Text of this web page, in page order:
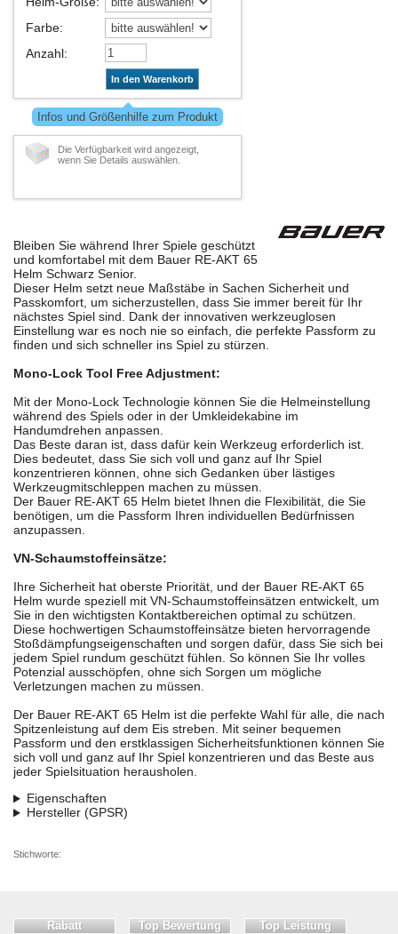
Farbe:
Anzahl:
In den Warenkorb
Infos und Größenhilfe zum Produkt
Die Verfügbarkeit wird angezeigt,
wenn Sie Details auswählen.
Bleiben Sie während Ihrer Spiele geschützt
und komfortabel mit dem Bauer RE-AKT 65
Helm Schwarz Senior.
Dieser Helm setzt neue Maßstäbe in Sachen Sicherheit und
Passkomfort, um sicherzustellen, dass Sie immer bereit für Ihr
nächstes Spiel sind. Dank der innovativen werkzeuglosen
Einstellung war es noch nie so einfach, die perfekte Passform zu
finden und sich schneller ins Spiel zu stürzen.
Mono-Lock Tool Free Adjustment:
Mit der Mono-Lock Technologie können Sie die Helmeinstellung
während des Spiels oder in der Umkleidekabine im
Handumdrehen anpassen.
Das Beste daran ist, dass dafür kein Werkzeug erforderlich ist.
Dies bedeutet, dass Sie sich voll und ganz auf Ihr Spiel
konzentrieren können, ohne sich Gedanken über lästiges
Werkzeugmitschleppen machen zu müssen.
Der Bauer RE-AKT 65 Helm bietet Ihnen die Flexibilität, die Sie
benötigen, um die Passform Ihren individuellen Bedürfnissen
anzupassen.
VN-Schaumstoffeinsätze:
Ihre Sicherheit hat oberste Priorität, und der Bauer RE-AKT 65
Helm wurde speziell mit VN-Schaumstoffeinsätzen entwickelt, um
Sie in den wichtigsten Kontaktbereichen optimal zu schützen.
Diese hochwertigen Schaumstoffeinsätze bieten hervorragende
Stoßdämpfungseigenschaften und sorgen dafür, dass Sie sich bei
jedem Spiel rundum geschützt fühlen. So können Sie Ihr volles
Potenzial ausschöpfen, ohne sich Sorgen um mögliche
Verletzungen machen zu müssen.
Der Bauer RE-AKT 65 Helm ist die perfekte Wahl für alle, die nach
Spitzenleistung auf dem Eis streben. Mit seiner bequemen
Passform und den erstklassigen Sicherheitsfunktionen können Sie
sich voll und ganz auf Ihr Spiel konzentrieren und das Beste aus
jeder Spielsituation herausholen.
Eigenschaften
Hersteller (GPSR)
Stichworte:
Rabatt Top Bewertung Top Leistung